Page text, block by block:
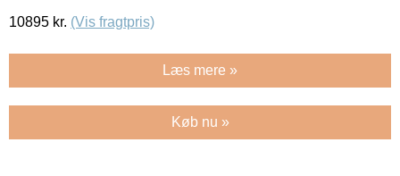
10895 kr. (Vis fragtpris)
Læs mere »
Køb nu »